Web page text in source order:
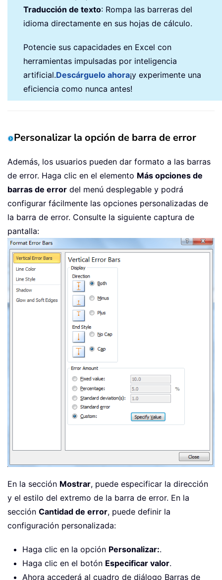
Traducción de texto: Rompa las barreras del
idioma directamente en sus hojas de cálculo.
Potencie sus capacidades en Excel con
herramientas impulsadas por inteligencia
artificial.Descárguelo ahora¡y experimente una
eficiencia como nunca antes!
Personalizar la opción de barra de error
Además, los usuarios pueden dar formato a las barras
de error. Haga clic en el elemento Más opciones de
barras de error del menú desplegable y podrá
configurar fácilmente las opciones personalizadas de
la barra de error. Consulte la siguiente captura de
pantalla:
En la sección Mostrar, puede especificar la dirección
y el estilo del extremo de la barra de error. En la
sección Cantidad de error, puede definir la
configuración personalizada:
Haga clic en la opción Personalizar:.
Haga clic en el botón Especificar valor.
Ahora accederá al cuadro de diálogo Barras de